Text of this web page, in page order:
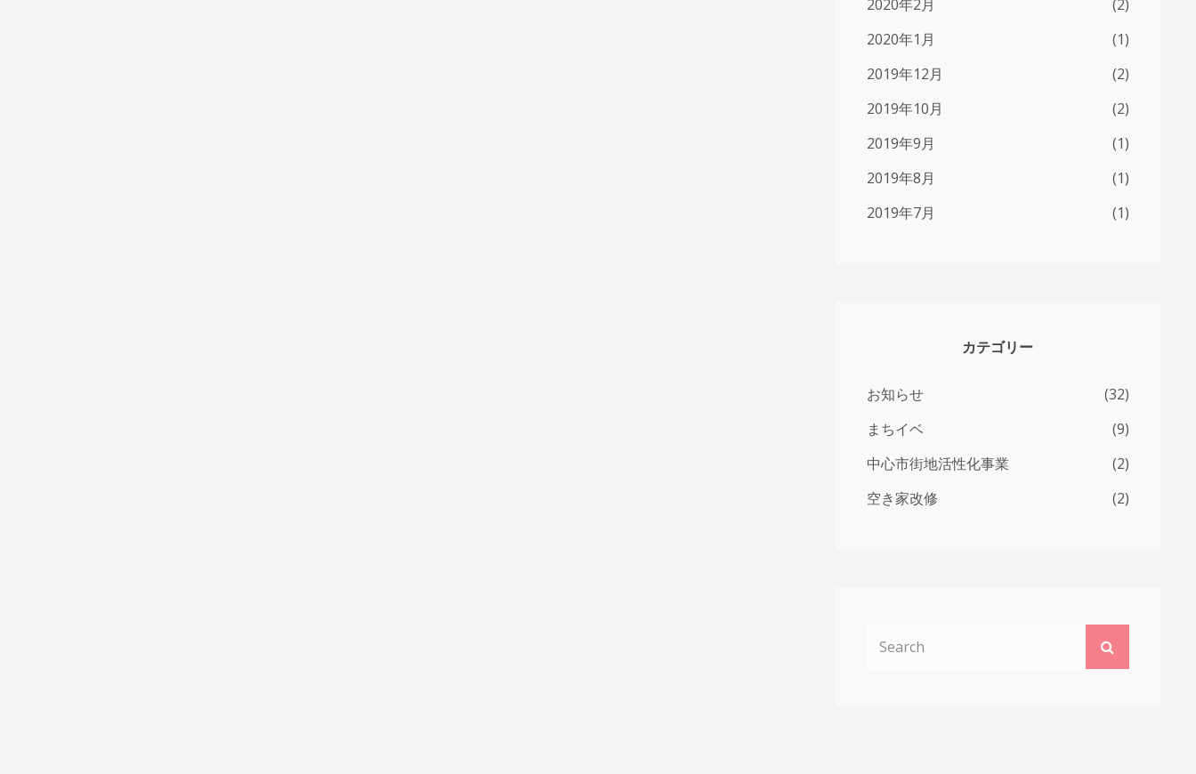
2020年2月
(2)
2020年1月
(1)
2019年12月
(2)
2019年10月
(2)
2019年9月
(1)
2019年8月
(1)
2019年7月
(1)
カテゴリー
お知らせ
(32)
まちイベ
(9)
中心市街地活性化事業
(2)
空き家改修
(2)
Search